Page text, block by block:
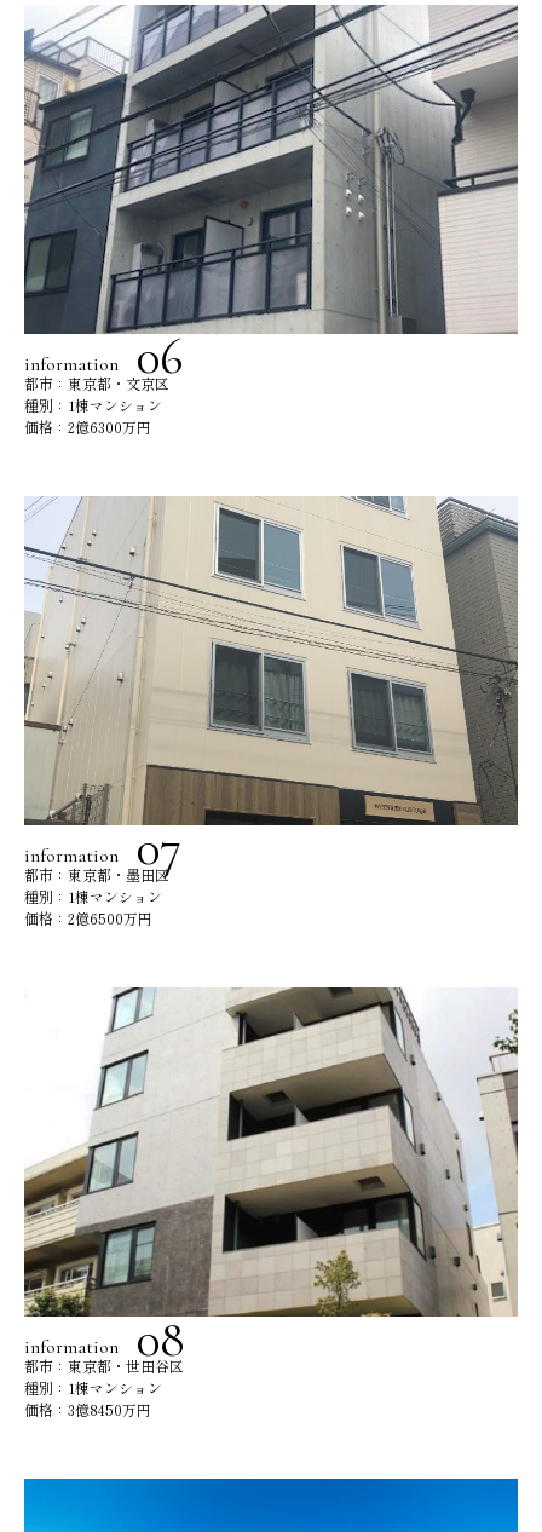
information
都市：東京都・文京区
種別：1棟マンション
価格：2億6300万円
information
都市：東京都・墨田区
種別：1棟マンション
価格：2億6500万円
information
都市：東京都・世田谷区
種別：1棟マンション
価格：3億8450万円